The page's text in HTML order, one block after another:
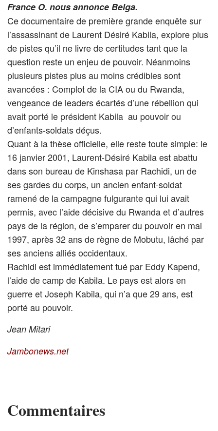
France O. nous annonce Belga.
Ce documentaire de première grande enquête sur
l’assassinant de Laurent Désiré Kabila, explore plus
de pistes qu’il ne livre de certitudes tant que la
question reste un enjeu de pouvoir. Néanmoins
plusieurs pistes plus au moins crédibles sont
avancées : Complot de la CIA ou du Rwanda,
vengeance de leaders écartés d’une rébellion qui
avait porté le président Kabila au pouvoir ou
d’enfants-soldats déçus.
Quant à la thèse officielle, elle reste toute simple: le
16 janvier 2001, Laurent-Désiré Kabila est abattu
dans son bureau de Kinshasa par Rachidi, un de
ses gardes du corps, un ancien enfant-soldat
ramené de la campagne fulgurante qui lui avait
permis, avec l’aide décisive du Rwanda et d’autres
pays de la région, de s’emparer du pouvoir en mai
1997, après 32 ans de règne de Mobutu, lâché par
ses anciens alliés occidentaux.
Rachidi est immédiatement tué par Eddy Kapend,
l’aide de camp de Kabila. Le pays est alors en
guerre et Joseph Kabila, qui n’a que 29 ans, est
porté au pouvoir.
Jean Mitari
Jambonews.net
Commentaires